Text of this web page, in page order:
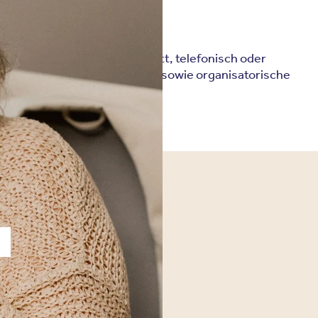
ein Vorgespräch statt, telefonisch oder
Behandlungsziele sowie organisatorische